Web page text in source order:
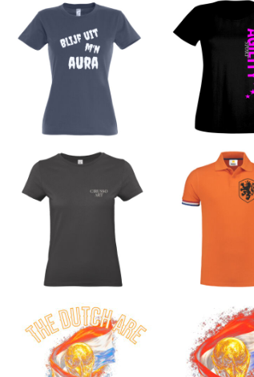
MUTSEN BEDRUKKEN
GROTE MATEN T-SHIRT BEDRUKKEN
AANMELDEN
REGISTREER
MANDJE: 0 ITEM